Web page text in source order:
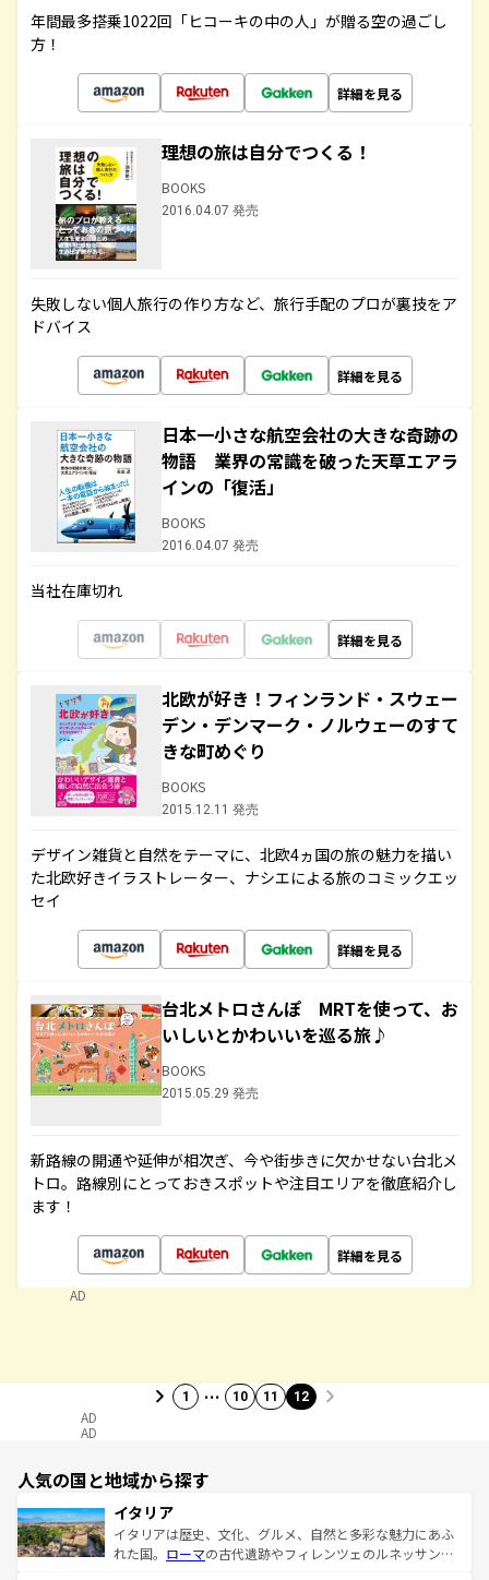
年間最多搭乗1022回「ヒコーキの中の人」が贈る空の過ごし
方！
詳細を見る
理想の旅は自分でつくる！
BOOKS
2016.04.07 発売
失敗しない個人旅行の作り方など、旅行手配のプロが裏技をア
ドバイス
詳細を見る
日本一小さな航空会社の大きな奇跡の
物語 業界の常識を破った天草エアラ
インの「復活」
BOOKS
2016.04.07 発売
当社在庫切れ
詳細を見る
北欧が好き！フィンランド・スウェー
デン・デンマーク・ノルウェーのすて
きな町めぐり
BOOKS
2015.12.11 発売
デザイン雑貨と自然をテーマに、北欧4ヵ国の旅の魅力を描い
た北欧好きイラストレーター、ナシエによる旅のコミックエッ
セイ
詳細を見る
台北メトロさんぽ MRTを使って、お
いしいとかわいいを巡る旅♪
BOOKS
2015.05.29 発売
新路線の開通や延伸が相次ぎ、今や街歩きに欠かせない台北メ
トロ。路線別にとっておきスポットや注目エリアを徹底紹介し
ます！
詳細を見る
AD
1 … 10 11 12
AD
AD
人気の国と地域から探す
イタリア
イタリアは歴史、文化、グルメ、自然と多彩な魅力にあふ
れた国。 ローマの古代遺跡やフィレンツェのルネッサンス